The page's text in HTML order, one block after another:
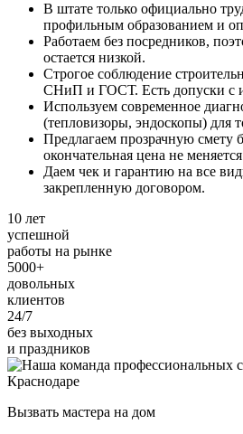
В штате только официально
профильным образованием и
Работаем без посредников,
остается низкой.
Строгое соблюдение
СНиП и ГОСТ. Есть допуски с
Используем современное
(тепловизоры, эндоскопы) для
Предлагаем прозрачную смету
окончательная цена не
Даем чек и гарантию на все
закрепленную договором.
10 лет
успешной
работы на рынке
5000+
довольных
клиентов
24/7
без выходных
и праздников
Вызвать мастера на дом